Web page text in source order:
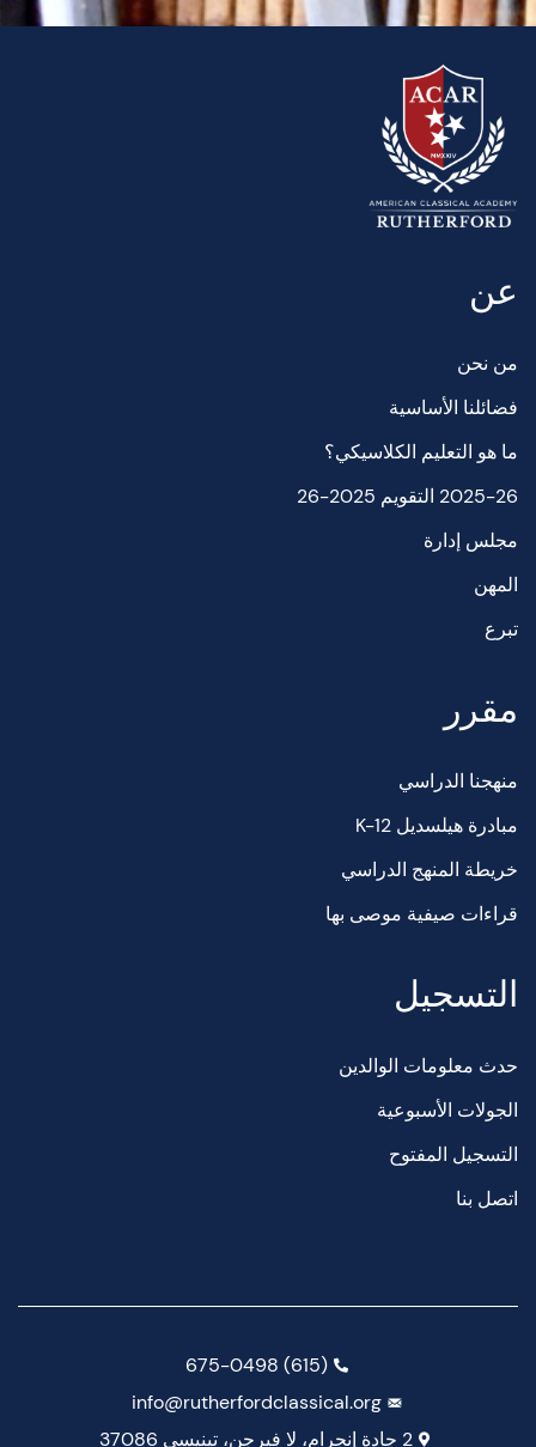
عن
من نحن
فضائلنا الأساسية
ما هو التعليم الكلاسيكي؟
2025-26 التقويم 2025-26
مجلس إدارة
المهن
تبرع
مقرر
منهجنا الدراسي
مبادرة هيلسديل K-12
خريطة المنهج الدراسي
قراءات صيفية موصى بها
التسجيل
حدث معلومات الوالدين
الجولات الأسبوعية
التسجيل المفتوح
اتصل بنا
(615) 675-0498
info@rutherfordclassical.org
2 جادة إنجرام، لا فيرجن، تينيسي 37086